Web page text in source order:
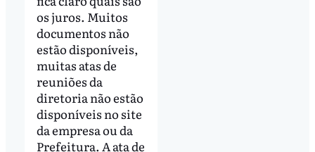
os juros. Muitos
documentos não
estão disponíveis,
muitas atas de
reuniões da
diretoria não estão
disponíveis no site
da empresa ou da
Prefeitura. A ata de